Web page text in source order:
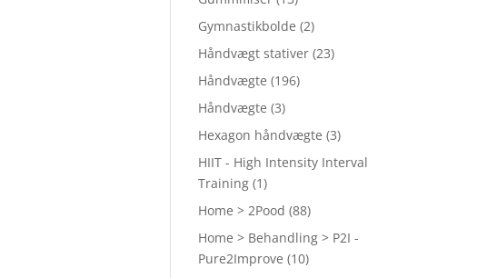
Gymnastikbolde (2)
Håndvægt stativer (23)
Håndvægte (196)
Håndvægte (3)
Hexagon håndvægte (3)
HIIT - High Intensity Interval
Training (1)
Home > 2Pood (88)
Home > Behandling > P2I -
Pure2Improve (10)